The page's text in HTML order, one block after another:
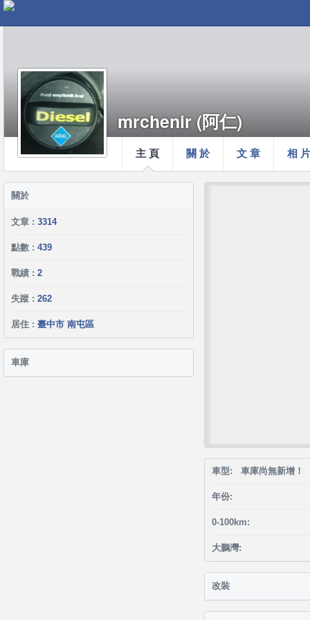
主 頁 關 於 文 章 相 片
mrchenir (阿仁)
關於
文章 : 3314
點數 : 439
戰績 : 2
失蹤 : 262
居住 : 臺中市 南屯區
車庫
車型: 車庫尚無新增！
年份:
0-100km:
大鵬灣:
改裝